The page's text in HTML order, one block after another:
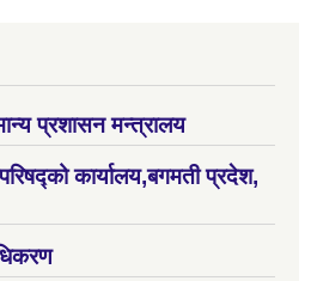
प्रशासन मन्त्रालय
कार्यालय,बगमती प्रदेश,